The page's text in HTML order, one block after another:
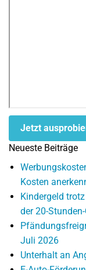
Jetzt
Neueste Beiträge
Kosten
Kindergeld
der 20-
Juli 2026
Unterhalt an